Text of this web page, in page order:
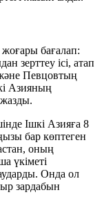
бағалап:
зерттеу ісі, атап
Певцовтың
Азияның
Ішкі Азияға 8
бар көптеген
оның
үкіметі
Онда ол
зардабын